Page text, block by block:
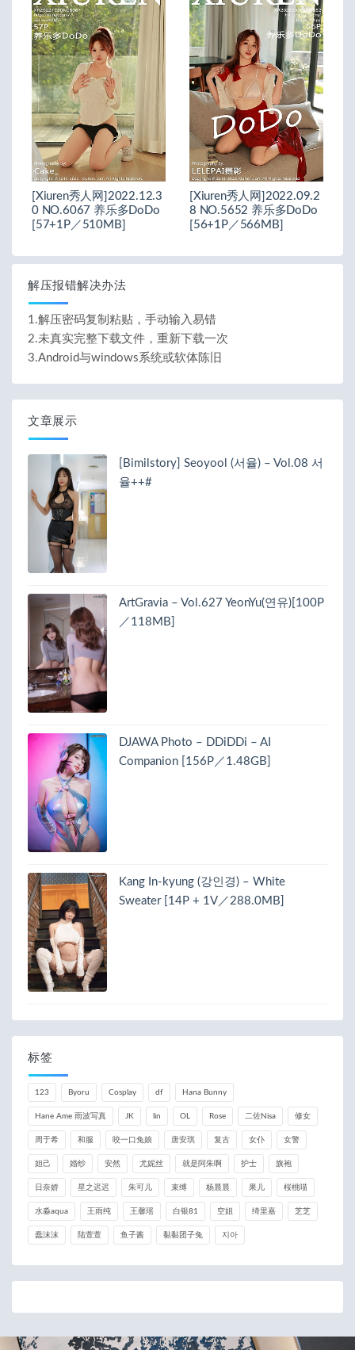
[Xiuren秀人网]2022.12.3
0 NO.6067 养乐多DoDo
[57+1P／510MB]
[Xiuren秀人网]2022.09.2
8 NO.5652 养乐多DoDo
[56+1P／566MB]
解压报错解决办法
1.解压密码复制粘贴，手动输入易错
2.未真实完整下载文件，重新下载一次
3.Android与windows系统或软体陈旧
文章展示
[Bimilstory] Seoyool (서율) – Vol.08 서
율++#
ArtGravia – Vol.627 YeonYu(연유)[100P
／118MB]
DJAWA Photo – DDiDDi – AI
Companion [156P／1.48GB]
Kang In-kyung (강인경) – White
Sweater [14P + 1V／288.0MB]
标签
123 Byoru Cosplay df Hana Bunny
Hane Ame 雨波写真 JK lin OL Rose 二佐Nisa 修女
周于希 和服 咬一口兔娘 唐安琪 复古 女仆 女警
妲己 婚纱 安然 尤妮丝 就是阿朱啊 护士 旗袍
日奈娇 星之迟迟 朱可儿 束缚 杨晨晨 果儿 桜桃喵
水淼aqua 王雨纯 王馨瑶 白银81 空姐 绮里嘉 芝芝
蠢沫沫 陆萱萱 鱼子酱 黏黏团子兔 지아